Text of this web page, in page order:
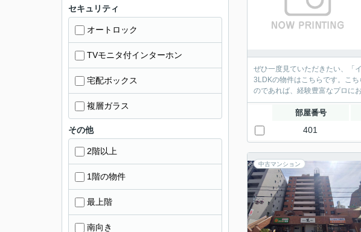
ぜひ一度見ていただきたい、「
3LDKの物件はこちらです。こ
のであれば、経験豊富なプロに
部屋番号
401
中古マンション
セキュリティ
オートロック
TVモニタ付インターホン
宅配ボックス
複層ガラス
その他
2階以上
1階の物件
最上階
南向き